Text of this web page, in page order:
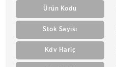
Ürün Kodu
Stok Sayısı
Kdv Hariç